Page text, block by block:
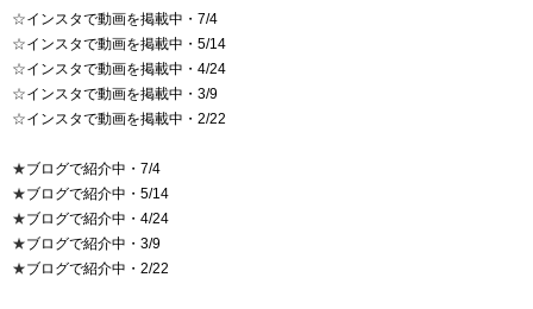
☆インスタで動画を掲載中・7/4
☆インスタで動画を掲載中・5/14
☆インスタで動画を掲載中・4/24
☆インスタで動画を掲載中・3/9
☆インスタで動画を掲載中・2/22
★ブログで紹介中・7/4
★ブログで紹介中・5/14
★ブログで紹介中・4/24
★ブログで紹介中・3/9
★ブログで紹介中・2/22